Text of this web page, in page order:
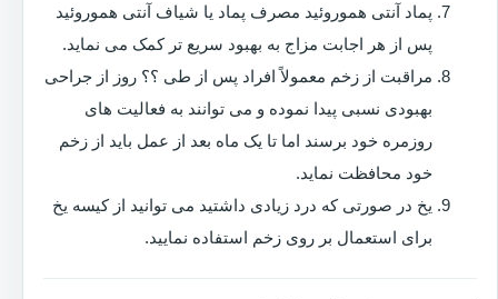
پماد آنتی هموروئید مصرف پماد یا شیاف آنتی هموروئید
پس از هر اجابت مزاج به بهبود سریع تر کمک می نماید.
مراقبت از زخم معمولاً افراد پس از طی ؟؟ روز از جراحی
بهبودی نسبی پیدا نموده و می توانند به فعالیت های
روزمره خود برسند اما تا یک ماه بعد از عمل باید از زخم
خود محافظت نماید.
یخ در صورتی که درد زیادی داشتید می توانید از کیسه یخ
برای استعمال بر روی زخم استفاده نمایید.